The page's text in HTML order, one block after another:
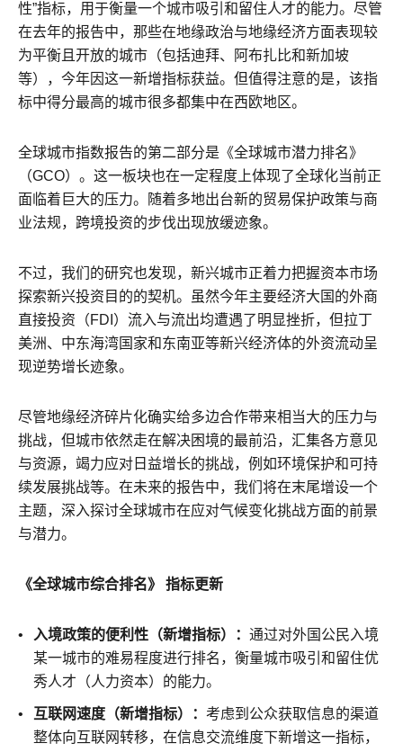
性”指标，用于衡量一个城市吸引和留住人才的能力。尽管
在去年的报告中，那些在地缘政治与地缘经济方面表现较
为平衡且开放的城市（包括迪拜、阿布扎比和新加坡
等），今年因这一新增指标获益。但值得注意的是，该指
标中得分最高的城市很多都集中在西欧地区。
全球城市指数报告的第二部分是《全球城市潜力排名》
（GCO）。这一板块也在一定程度上体现了全球化当前正
面临着巨大的压力。随着多地出台新的贸易保护政策与商
业法规，跨境投资的步伐出现放缓迹象。
不过，我们的研究也发现，新兴城市正着力把握资本市场
探索新兴投资目的的契机。虽然今年主要经济大国的外商
直接投资（FDI）流入与流出均遭遇了明显挫折，但拉丁
美洲、中东海湾国家和东南亚等新兴经济体的外资流动呈
现逆势增长迹象。
尽管地缘经济碎片化确实给多边合作带来相当大的压力与
挑战，但城市依然走在解决困境的最前沿，汇集各方意见
与资源，竭力应对日益增长的挑战，例如环境保护和可持
续发展挑战等。在未来的报告中，我们将在末尾增设一个
主题，深入探讨全球城市在应对气候变化挑战方面的前景
与潜力。
《全球城市综合排名》 指标更新
入境政策的便利性（新增指标）： 通过对外国公民入境
某一城市的难易程度进行排名，衡量城市吸引和留住优
秀人才（人力资本）的能力。
互联网速度（新增指标）： 考虑到公众获取信息的渠道
整体向互联网转移，在信息交流维度下新增这一指标，